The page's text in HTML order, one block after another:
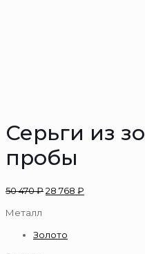
Серьги из
пробы
50 470₽28 768 ₽
Металл
Золото